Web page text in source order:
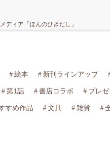
ディア「ほんのひきだし」
絵本 新刊ラインアップ
第1話 書店コラボ プレ
すめ作品 文具 雑貨